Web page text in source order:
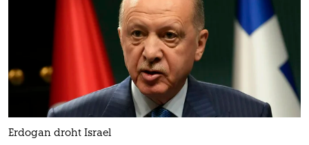
Erdogan droht Israel